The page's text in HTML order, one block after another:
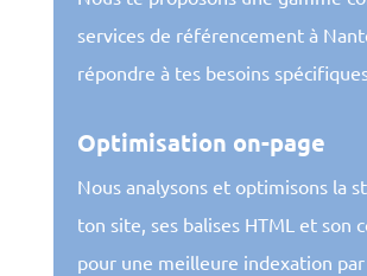
services de référencement à
répondre à tes besoins
Optimisation on-page
Nous analysons et optimisons la
ton site, ses balises HTML et son
pour une meilleure indexation